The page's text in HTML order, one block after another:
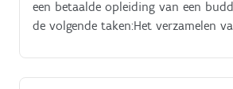
een betaalde opleiding van een
de volgende taken:Het verzamelen
orderpicktruck.